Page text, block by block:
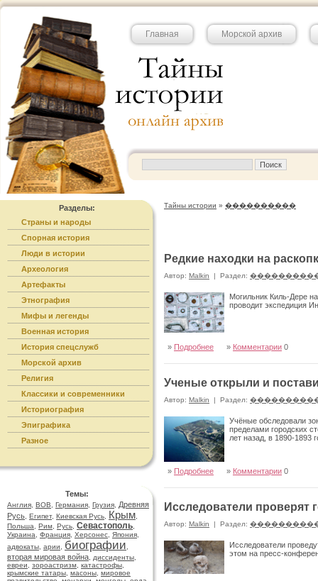
Главная Морской архив
Разделы:
Страны и народы
Спорная история
Люди в истории
Археология
Артефакты
Этнография
Мифы и легенды
Военная история
История спецслужб
Морской архив
Религия
Классики и современники
Историография
Эпиграфика
Разное
Темы:
Англия ВОВ Германия Грузия
Древняя
Русь Египет, Киевская Русь Крым
Польша
Рим Русь Севастополь
Украина
Франция Херсонес Япония
адвокаты арии биографии
вторая мировая война диссиденты
евреи
зороастризм катастрофы
крымские татары масоны мировое
Тайны истории » ����������
Редкие находки на
Автор: Malkin | Раздел:
Могильник Киль-Дере
проводит экспедиция
» Подробнее » Комментарии 0
Ученые открыли и
Автор: Malkin | Раздел:
Учёные обследовали
пределами городских
лет назад, в 1890-1893
» Подробнее » Комментарии 0
Исследователи
Автор: Malkin | Раздел:
Исследователи
этом на пресс-